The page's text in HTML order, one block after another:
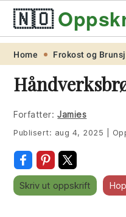
Skip
primary
navigation
Skip
main
content
Skip
primary
sidebar
Skip
footer
🇳🇴
Home Frokost og Brunsj
Forfatter: Jamies
Publisert: aug 4, 2025
Skriv ut oppskrift